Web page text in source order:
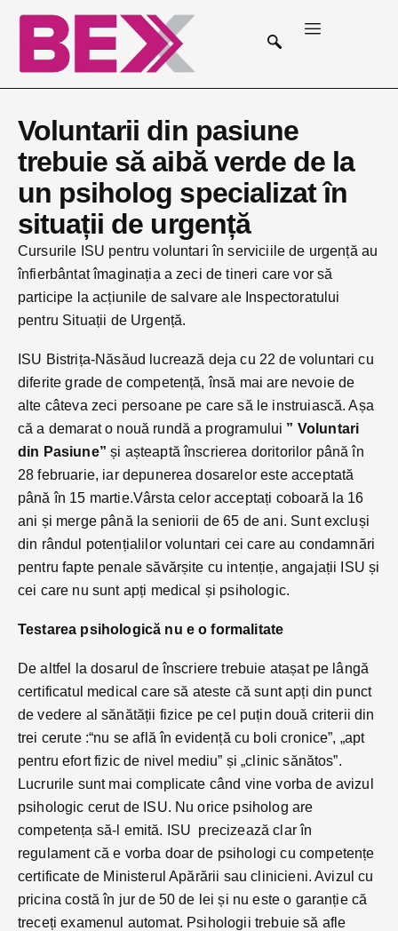
Voluntarii din pasiune
trebuie să aibă verde de la
un psiholog specializat în
situații de urgență
Cursurile ISU pentru voluntari în serviciile de urgență au
înfierbântat îmaginația a zeci de tineri care vor să
participe la acțiunile de salvare ale Inspectoratului
pentru Situații de Urgență.
ISU Bistrița-Năsăud lucrează deja cu 22 de voluntari cu
diferite grade de competență, însă mai are nevoie de
alte câteva zeci persoane pe care să le instruiască. Așa
că a demarat o nouă rundă a programului ” Voluntari
din Pasiune” și așteaptă înscrierea doritorilor până în
28 februarie, iar depunerea dosarelor este acceptată
până în 15 martie.Vârsta celor acceptați coboară la 16
ani și merge până la seniorii de 65 de ani. Sunt excluși
din rândul potențialilor voluntari cei care au condamnări
pentru fapte penale săvărșite cu intenție, angajații ISU și
cei care nu sunt apți medical și psihologic.
Testarea psihologică nu e o formalitate
De altfel la dosarul de înscriere trebuie atașat pe lângă
certificatul medical care să ateste că sunt apți din punct
de vedere al sănătății fizice pe cel puțin două criterii din
trei cerute :“nu se află în evidență cu boli cronice”, „apt
pentru efort fizic de nivel mediu” și „clinic sănătos”.
Lucrurile sunt mai complicate când vine vorba de avizul
psihologic cerut de ISU. Nu orice psiholog are
competența să-l emită. ISU precizează clar în
regulament că e vorba doar de psihologi cu competențe
certificate de Ministerul Apărării sau clinicieni. Avizul cu
pricina costă în jur de 50 de lei și nu este o garanție că
treceți examenul automat. Psihologii trebuie să afle